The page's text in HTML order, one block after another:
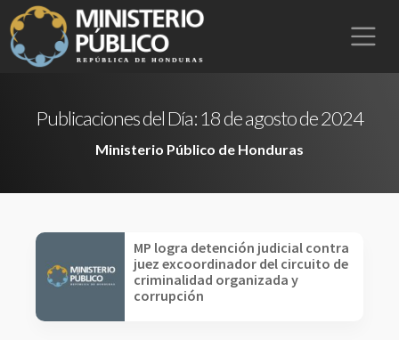
Publicaciones del Día:18 de agosto de 2024
Ministerio Público de Honduras
MP logra detención judicial contra
juez excoordinador del circuito de
criminalidad organizada y
corrupción